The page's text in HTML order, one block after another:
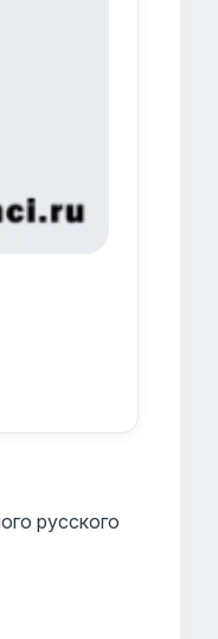
русского